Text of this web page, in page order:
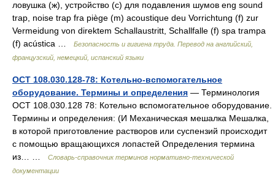
ловушка (ж), устройство (с) для подавления шумов eng sound
trap, noise trap fra piège (m) acoustique deu Vorrichtung (f) zur
Vermeidung von direktem Schallaustritt, Schallfalle (f) spa trampa
(f) acústica …
Безопасность и гигиена труда. Перевод на английский,
французский, немецкий, испанский языки
ОСТ 108.030.128-78: Котельно-вспомогательное
оборудование. Термины и определения — Терминология
ОСТ 108.030.128 78: Котельно вспомогательное оборудование.
Термины и определения: (И Механическая мешалка Мешалка,
в которой приготовление растворов или суспензий происходит
с помощью вращающихся лопастей Определения термина
из… …
Словарь-справочник терминов нормативно-технической
документации